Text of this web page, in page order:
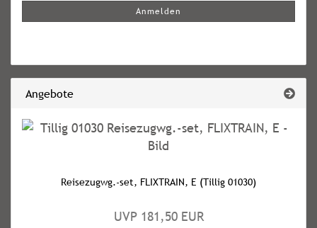
ANMELDUNG
Anmelden
Angebote
Reisezugwg.-set, FLIXTRAIN, E (Tillig 01030)
UVP 181,50 EUR